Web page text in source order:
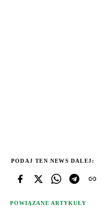
PODAJ TEN NEWS DALEJ:
POWIĄZANE ARTYKUŁY